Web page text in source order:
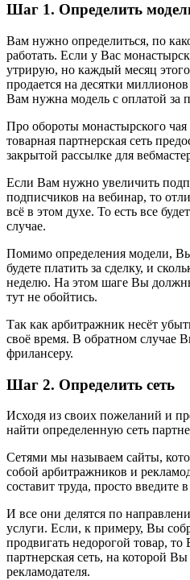
Шаг 1. Определить
Вам нужно определиться, по
работать. Если у Вас
утрирую, но каждый месяц
продается на десятки
Вам нужна модель с оплатой за
Про обороты монастырского
товарная партнерская сеть
закрытой рассылке для
Если Вам нужно увеличить
подписчиков на вебинар, то
всё в этом духе. То есть все
случае.
Помимо определения модели,
будете платить за сделку, и
неделю. На этом шаге Вы
тут не обойтись.
Так как арбитражник несёт
своё время. В обратном случае
фрилансеру.
Шаг 2. Определить сеть
Исходя из своих пожеланий и
найти определенную сеть
Сетями мы называем сайты,
собой арбитражников и
составит труда, просто введите
И все они делятся по
услуги. Если, к примеру, Вы
продвигать недорогой товар,
партнерская сеть, на которой Вы
рекламодателя.